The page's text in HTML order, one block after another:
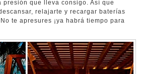
presión que lleva consigo. Así que
relajarte y recargar baterías
te apresures ¡ya habrá tiempo para